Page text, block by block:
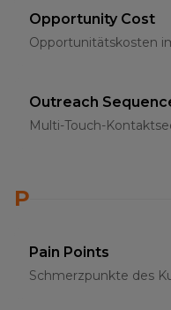
Opportunity Cost
Opportunitätskosten
Outreach
Multi-Touch-
P
Pain Points
Schmerzpunkte des